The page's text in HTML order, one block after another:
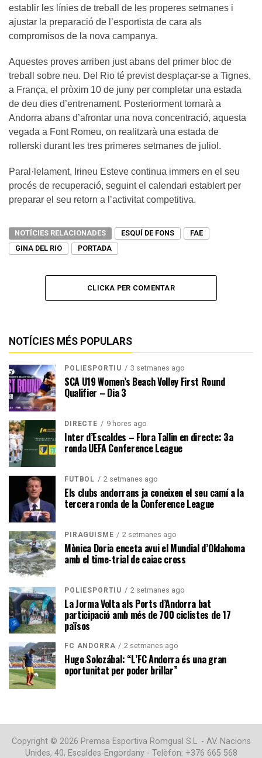
establir les línies de treball de les properes setmanes i
ajustar la preparació de l’esportista de cara als
compromisos de la nova campanya.
Aquestes proves arriben just abans del primer bloc de
treball sobre neu. Del Rio té previst desplaçar-se a Tignes,
a França, el pròxim 10 de juny per completar una estada
de deu dies d’entrenament. Posteriorment tornarà a
Andorra abans d’afrontar una nova concentració, aquesta
vegada a Font Romeu, on realitzarà una estada de
rollerski durant les tres primeres setmanes de juliol.
Paral·lelament, Irineu Esteve continua immers en el seu
procés de recuperació, seguint el calendari establert per
preparar el seu retorn a l’activitat competitiva.
NOTÍCIES RELACIONADES ESQUÍ DE FONS
FAE
GINA DEL RIO
PORTADA
CLICKA PER COMENTAR
NOTÍCIES MÉS POPULARS
POLIESPORTIU 3 setmanes ago
SCA U19 Women’s Beach Volley First Round
Qualifier – Dia 3
DIRECTE 9 hores ago
Inter d’Escaldes – Flora Tallin en directe: 3a
ronda UEFA Conference League
FUTBOL 2 setmanes ago
Els clubs andorrans ja coneixen el seu camí a la
tercera ronda de la Conference League
PIRAGÜISME 2 setmanes ago
Mònica Doria enceta avui el Mundial d’Oklahoma
amb el time-trial de caiac cross
POLIESPORTIU 2 setmanes ago
La Jorma Volta als Ports d’Andorra bat
participació amb més de 700 ciclistes de 17
països
FC ANDORRA 2 setmanes ago
Hugo Solozábal: “L’FC Andorra és una gran
oportunitat per poder brillar”
Copyright © 2026 Premsa Esportiva Romgual S.L. - AV. Nacions
Unides, 40, Escaldes-Engordany - Telèfon: +376 665 568